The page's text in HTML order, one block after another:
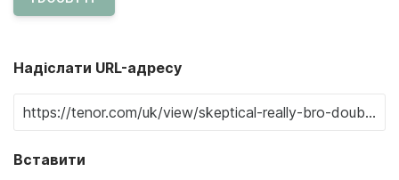
Надіслати URL-адресу
Вставити